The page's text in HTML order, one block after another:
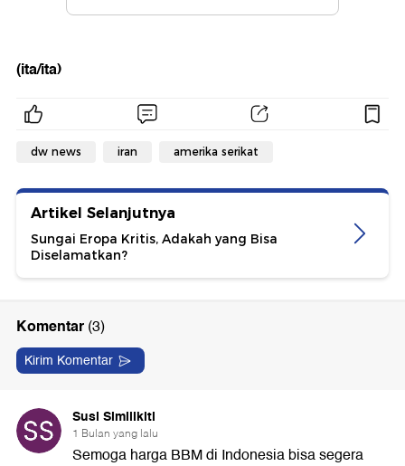
(ita/ita)
dw news iran amerika serikat
Artikel Selanjutnya
Sungai Eropa Kritis, Adakah yang Bisa
Diselamatkan?